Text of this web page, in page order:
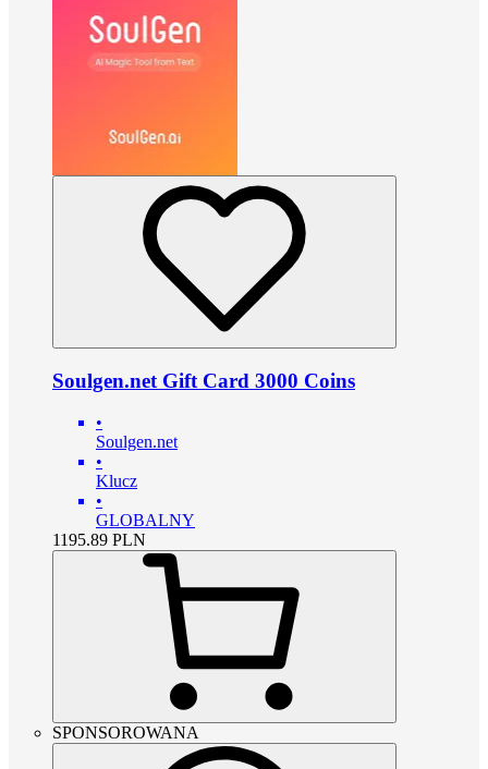
Soulgen.net Gift Card 3000 Coins
•
Soulgen.net
•
Klucz
•
GLOBALNY
1195.89 PLN
SPONSOROWANA